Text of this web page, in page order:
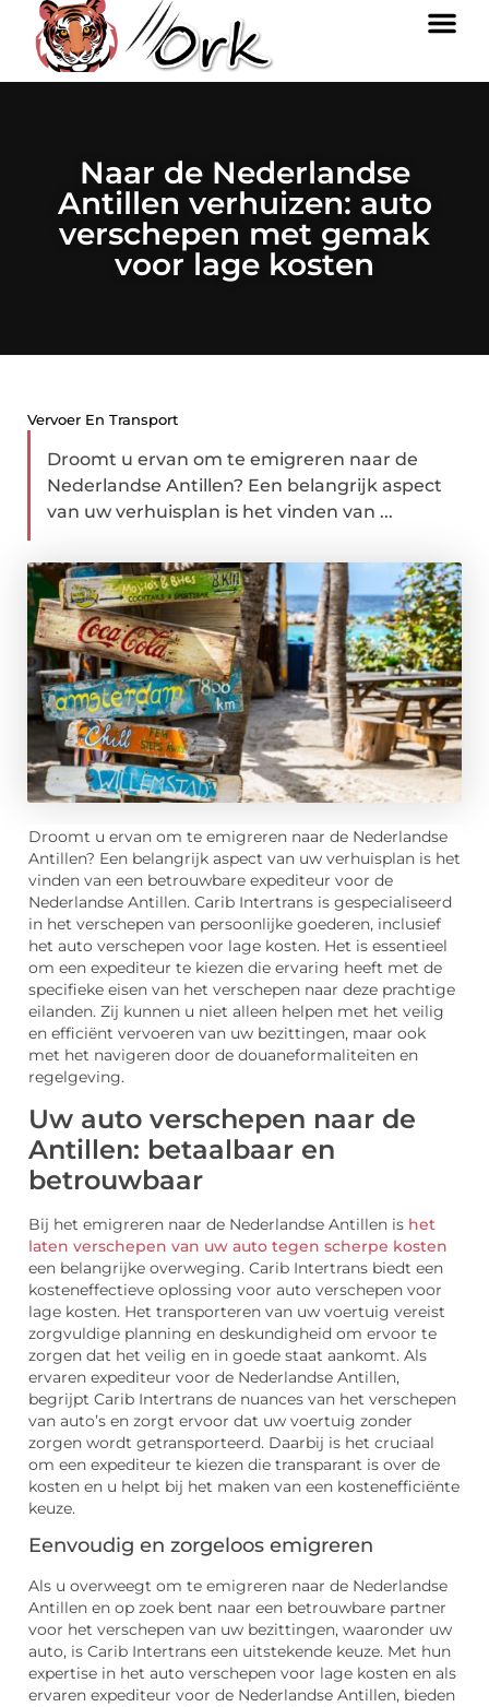
Naar de Nederlandse
Antillen verhuizen: auto
verschepen met gemak
voor lage kosten
Vervoer En Transport
Droomt u ervan om te emigreren naar de
Nederlandse Antillen? Een belangrijk aspect
van uw verhuisplan is het vinden van ...
Droomt u ervan om te emigreren naar de Nederlandse
Antillen? Een belangrijk aspect van uw verhuisplan is het
vinden van een betrouwbare expediteur voor de
Nederlandse Antillen. Carib Intertrans is gespecialiseerd
in het verschepen van persoonlijke goederen, inclusief
het auto verschepen voor lage kosten. Het is essentieel
om een expediteur te kiezen die ervaring heeft met de
specifieke eisen van het verschepen naar deze prachtige
eilanden. Zij kunnen u niet alleen helpen met het veilig
en efficiënt vervoeren van uw bezittingen, maar ook
met het navigeren door de douaneformaliteiten en
regelgeving.
Uw auto verschepen naar de
Antillen: betaalbaar en
betrouwbaar
Bij het emigreren naar de Nederlandse Antillen is het
laten verschepen van uw auto tegen scherpe kosten
een belangrijke overweging. Carib Intertrans biedt een
kosteneffectieve oplossing voor auto verschepen voor
lage kosten. Het transporteren van uw voertuig vereist
zorgvuldige planning en deskundigheid om ervoor te
zorgen dat het veilig en in goede staat aankomt. Als
ervaren expediteur voor de Nederlandse Antillen,
begrijpt Carib Intertrans de nuances van het verschepen
van auto’s en zorgt ervoor dat uw voertuig zonder
zorgen wordt getransporteerd. Daarbij is het cruciaal
om een expediteur te kiezen die transparant is over de
kosten en u helpt bij het maken van een kostenefficiënte
keuze.
Eenvoudig en zorgeloos emigreren
Als u overweegt om te emigreren naar de Nederlandse
Antillen en op zoek bent naar een betrouwbare partner
voor het verschepen van uw bezittingen, waaronder uw
auto, is Carib Intertrans een uitstekende keuze. Met hun
expertise in het auto verschepen voor lage kosten en als
ervaren expediteur voor de Nederlandse Antillen, bieden